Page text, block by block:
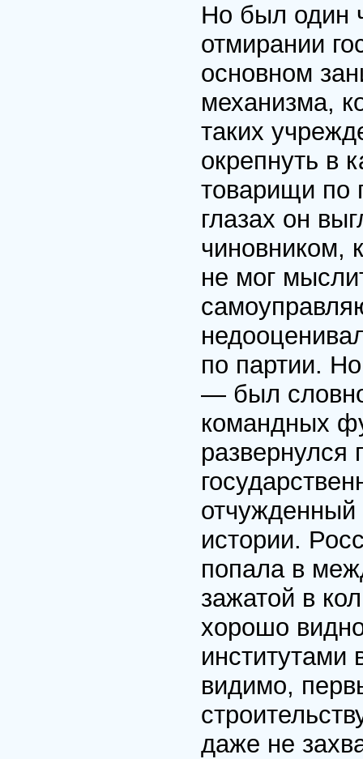
Но был один
отмирании
основном
механизма,
таких
окрепнуть в
товарищи по
глазах он
чиновником,
не мог
по партии.
— был
командных
развернулся
отчужденный
истории.
попала в
зажатой в
хорошо
институтами
видимо,
даже не